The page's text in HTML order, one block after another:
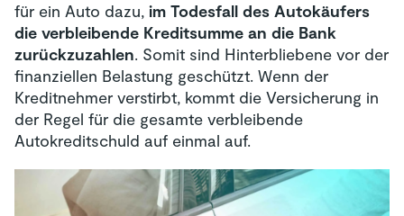
für ein Auto dazu, im Todesfall des Autokäufers
die verbleibende Kreditsumme an die Bank
zurückzuzahlen. Somit sind Hinterbliebene vor der
finanziellen Belastung geschützt. Wenn der
Kreditnehmer verstirbt, kommt die Versicherung in
der Regel für die gesamte verbleibende
Autokreditschuld auf einmal auf.